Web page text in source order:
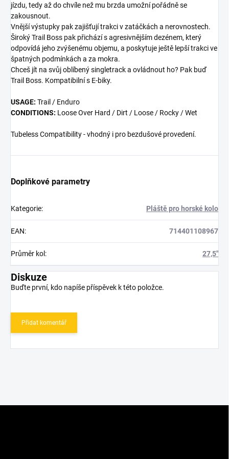
jízdu, tedy až do chvíle než mu brzda umožní pořádně se
zakousnout.
Vnější výstupky pak zajišťují trakci v zatáčkách a nerovnostech.
Široký Trail Boss pak přichází s agresivnějším dezénem, který
odpovídá jeho zvýšenému objemu, a poskytuje ještě lepší trakci ve
špatných podmínkách a za mokra.
Chceš jít na svůj oblíbený singletrack a ovládnout ho? Pak buď
Trail Boss. Kompatibilní s E-biky.
USAGE: Trail / Enduro
CONDITIONS: Loose Over Hard / Dirt / Loose / Rocky / Wet
Tubeless Compatibility - vhodný i pro bezdušové provedení.
Doplňkové parametry
Kategorie: Pláště pro horské kolo
EAN: 714401108967
Průměr kol : 27,5"
Diskuze
Buďte první, kdo napíše příspěvek k této položce.
Přidat komentář